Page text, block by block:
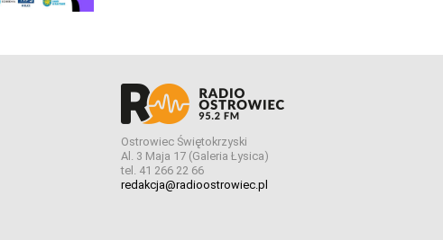
Ostrowiec Świętokrzyski
Al. 3 Maja 17 (Galeria Łysica)
tel. 41 266 22 66
redakcja@radioostrowiec.pl